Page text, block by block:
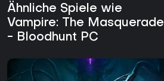
Ähnliche Spiele wie
Vampire: The Masquerade
- Bloodhunt PC